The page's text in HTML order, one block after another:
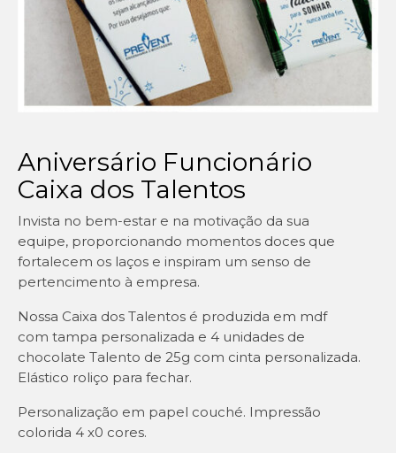
QUEM SOMOS
CONTATO
EM DESTAQUE
Aniversário Funcionário
Caixa dos Talentos
Invista no bem-estar e na motivação da sua
equipe, proporcionando momentos doces que
fortalecem os laços e inspiram um senso de
pertencimento à empresa.
Nossa Caixa dos Talentos é produzida em mdf
com tampa personalizada e 4 unidades de
chocolate Talento de 25g com cinta personalizada.
Elástico roliço para fechar.
Personalização em papel couché. Impressão
colorida 4 x0 cores.